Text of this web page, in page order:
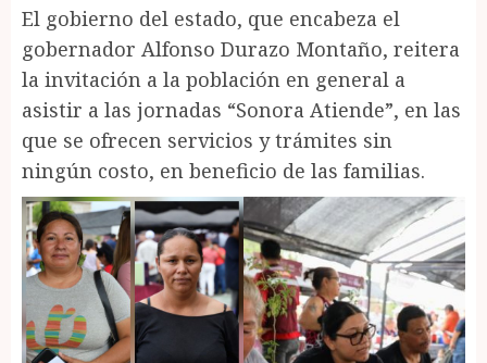
El gobierno del estado, que encabeza el
gobernador Alfonso Durazo Montaño, reitera
la invitación a la población en general a
asistir a las jornadas “Sonora Atiende”, en las
que se ofrecen servicios y trámites sin
ningún costo, en beneficio de las familias.